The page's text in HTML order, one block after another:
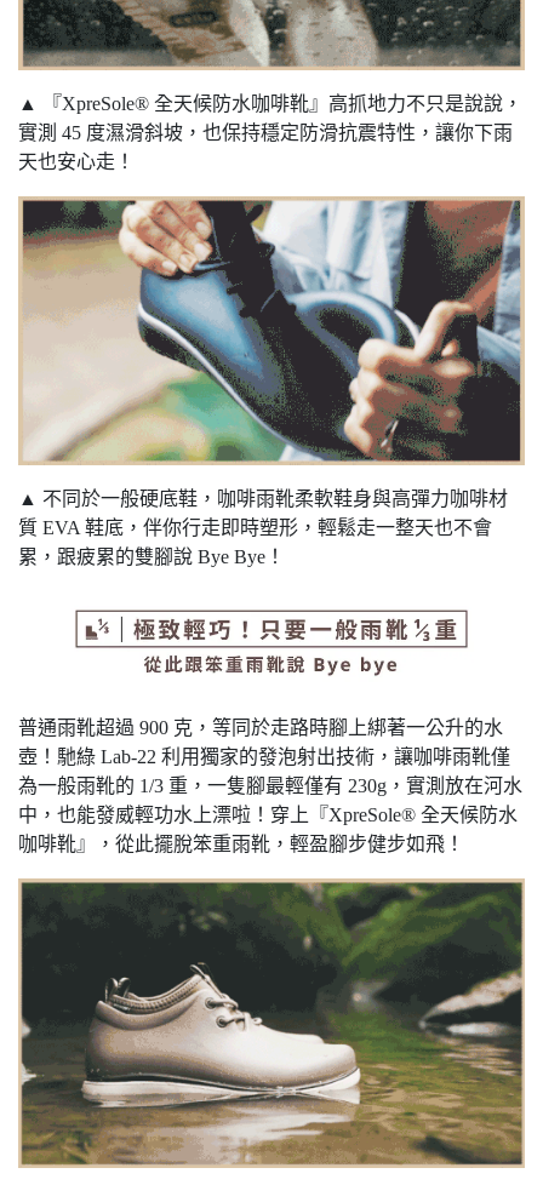
▲ 『XpreSole® 全天候防水咖啡靴』高抓地力不只是說說，
實測 45 度濕滑斜坡，也保持穩定防滑抗震特性，讓你下雨
天也安心走！
▲ 不同於一般硬底鞋，咖啡雨靴柔軟鞋身與高彈力咖啡材
質 EVA 鞋底，伴你行走即時塑形，輕鬆走一整天也不會
累，跟疲累的雙腳說 Bye Bye！
普通雨靴超過 900 克，等同於走路時腳上綁著一公升的水
壺！馳綠 Lab-22 利用獨家的發泡射出技術，讓咖啡雨靴僅
為一般雨靴的 1/3 重，一隻腳最輕僅有 230g，實測放在河水
中，也能發威輕功水上漂啦！穿上『XpreSole® 全天候防水
咖啡靴』，從此擺脫笨重雨靴，輕盈腳步健步如飛！